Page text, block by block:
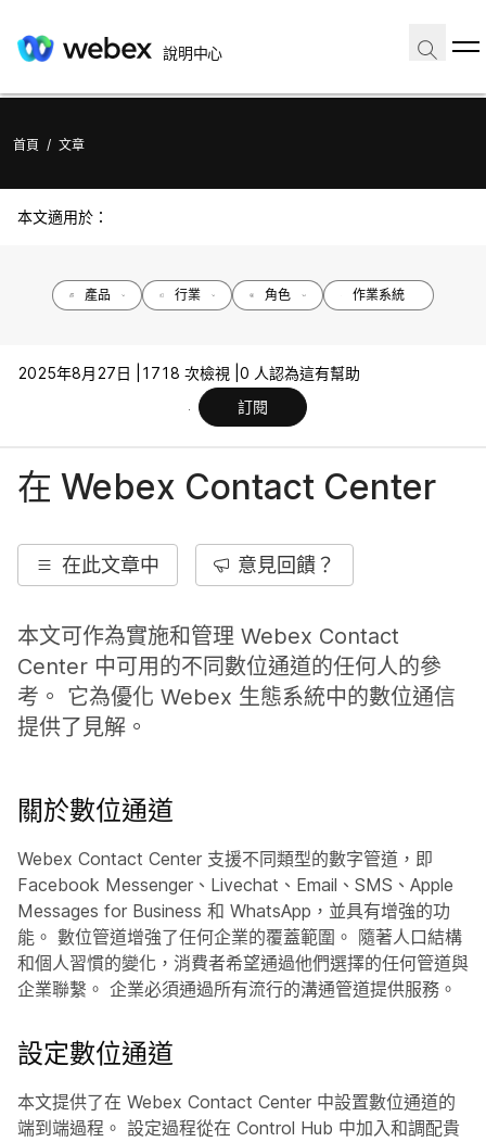
說明中心
首頁 / 文章
本文適用於：
產品 行業 角色 作業系統
2025年8月27日 | 1718 次檢視 | 0 人認為這有幫助
訂閱
在 Webex Contact Center
在此文章中 意見回饋？
本文可作為實施和管理 Webex Contact
Center 中可用的不同數位通道的任何人的參
考。 它為優化 Webex 生態系統中的數位通信
提供了見解。
關於數位通道
Webex Contact Center 支援不同類型的數字管道，即
Facebook Messenger、Livechat、Email、SMS、Apple
Messages for Business 和 WhatsApp，並具有增強的功
能。 數位管道增強了任何企業的覆蓋範圍。 隨著人口結構
和個人習慣的變化，消費者希望通過他們選擇的任何管道與
企業聯繫。 企業必須通過所有流行的溝通管道提供服務。
設定數位通道
本文提供了在 Webex Contact Center 中設置數位通道的
端到端過程。 設定過程從在 Control Hub 中加入和調配貴